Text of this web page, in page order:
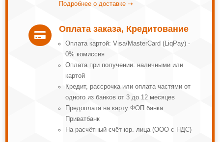
Подробнее о доставке ➝

Оплата заказа, Кредитование
Оплата картой: Visa/MasterCard (LiqPay) -
0% комиссия
Оплата при получении: наличными или
картой
Кредит, рассрочка или оплата частями от
одного из банков от 3 до 12 месяцев
Предоплата на карту ФОП банка
Приватбанк
На расчётный счёт юр. лица (ООО с НДС)